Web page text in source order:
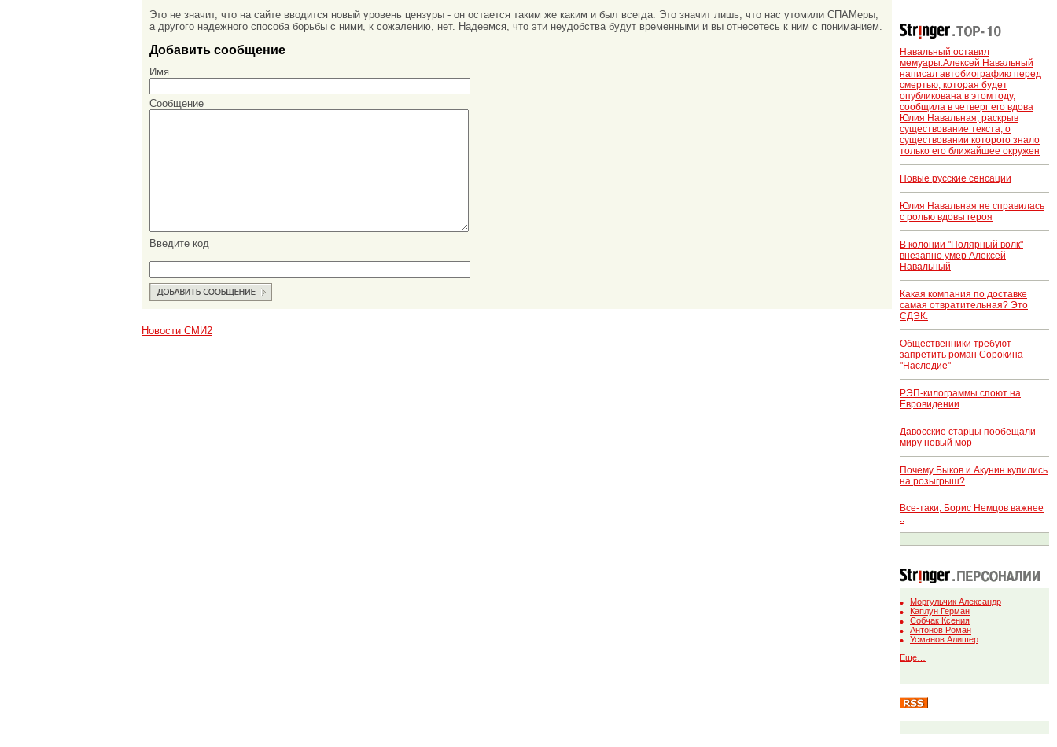
Это не значит, что на сайте вводится новый уровень цензуры - он остается таким же каким и был всегда. Это значит лишь, что нас утомили СПАМеры,
а другого надежного способа борьбы с ними, к сожалению, нет. Надеемся, что эти неудобства будут временными и вы отнесетесь к ним с пониманием.
Добавить сообщение
Имя
Сообщение
Введите код
Новости СМИ2
Навальный оставил
мемуары.Алексей Навальный
написал автобиографию перед
смертью, которая будет
опубликована в этом году,
сообщила в четверг его вдова
Юлия Навальная, раскрыв
существование текста, о
существовании которого знало
только его ближайшее окружен
Новые русские сенсации
Юлия Навальная не справилась
с ролью вдовы героя
В колонии "Полярный волк"
внезапно умер Алексей
Навальный
Какая компания по доставке
самая отвратительная? Это
СДЭК.
Общественники требуют
запретить роман Сорокина
"Наследие"
РЭП-килограммы споют на
Евровидении
Давосские старцы пообещали
миру новый мор
Почему Быков и Акунин купились
на розыгрыш?
Все-таки, Борис Немцов важнее
..
Моргульчик Александр
Каплун Герман
Собчак Ксения
Антонов Роман
Усманов Алишер
Еще…